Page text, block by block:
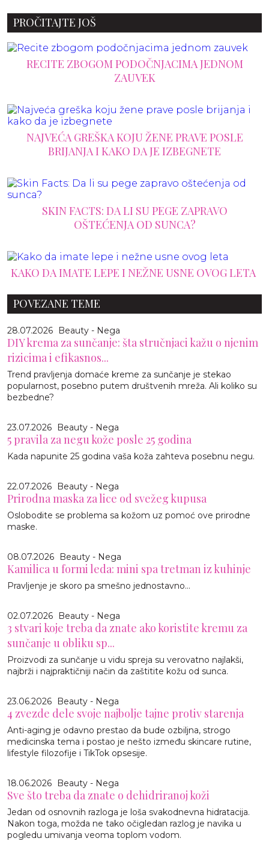
PROČITAJTE JOŠ
RECITE ZBOGOM PODOČNJACIMA JEDNOM
ZAUVEK
NAJVEĆA GREŠKA KOJU ŽENE PRAVE POSLE
BRIJANJA I KAKO DA JE IZBEGNETE
SKIN FACTS: DA LI SU PEGE ZAPRAVO
OŠTEĆENJA OD SUNCA?
KAKO DA IMATE LEPE I NEŽNE USNE OVOG LETA
POVEZANE TEME
28.07.2026 Beauty - Nega
DIY krema za sunčanje: šta stručnjaci kažu o njenim
rizicima i efikasnos...
Trend pravljenja domaće kreme za sunčanje je stekao
popularnost, posebno putem društvenih mreža. Ali koliko su
bezbedne?
23.07.2026 Beauty - Nega
5 pravila za negu kože posle 25 godina
Kada napunite 25 godina vaša koža zahteva posebnu negu.
22.07.2026 Beauty - Nega
Prirodna maska za lice od svežeg kupusa
Oslobodite se problema sa kožom uz pomoć ove prirodne
maske.
08.07.2026 Beauty - Nega
Kamilica u formi leda: mini spa tretman iz kuhinje
Pravljenje je skoro pa smešno jednostavno…
02.07.2026 Beauty - Nega
3 stvari koje treba da znate ako koristite kremu za
sunčanje u obliku sp...
Proizvodi za sunčanje u vidu spreja su verovatno najlakši,
najbrži i najpraktičniji način da zaštitite kožu od sunca.
23.06.2026 Beauty - Nega
4 zvezde dele svoje najbolje tajne protiv starenja
Anti-aging je odavno prestao da bude ozbiljna, strogo
medicinska tema i postao je nešto između skincare rutine,
lifestyle filozofije i TikTok opsesije.
18.06.2026 Beauty - Nega
Sve što treba da znate o dehidriranoj koži
Jedan od osnovnih razloga je loša svakodnevna hidratacija.
Nakon toga, možda ne tako očigledan razlog je navika u
pogledu umivanja veoma toplom vodom.